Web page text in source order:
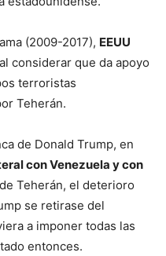
(2009-2017), EEUU
al considerar que da apoyo
terroristas
Teherán.
de Donald Trump, en
con Venezuela y con
Teherán, el deterioro
se retirase del
a imponer todas las
entonces.